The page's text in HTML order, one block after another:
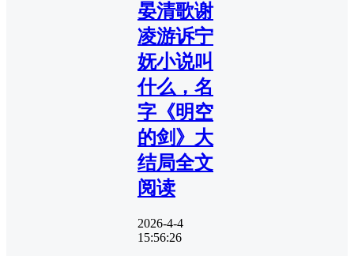
晏清歌谢
凌游诉宁
妩小说叫
什么，名
字《明空
的剑》大
结局全文
阅读
2026-4-4
15:56:26